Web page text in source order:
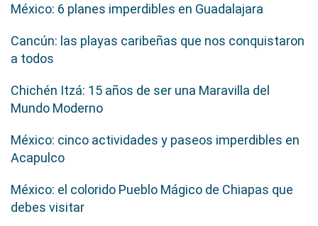
México: 6 planes imperdibles en Guadalajara
Cancún: las playas caribeñas que nos conquistaron
a todos
Chichén Itzá: 15 años de ser una Maravilla del
Mundo Moderno
México: cinco actividades y paseos imperdibles en
Acapulco
México: el colorido Pueblo Mágico de Chiapas que
debes visitar